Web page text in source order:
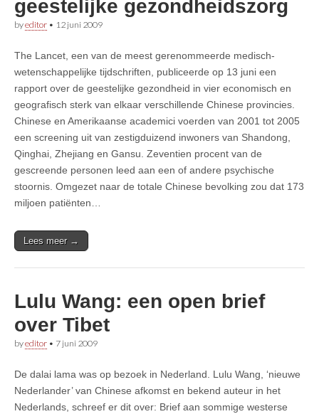
geestelijke gezondheidszorg
byeditor • 12 juni 2009
The Lancet, een van de meest gerenommeerde medisch-
wetenschappelijke tijdschriften, publiceerde op 13 juni een
rapport over de geestelijke gezondheid in vier economisch en
geografisch sterk van elkaar verschillende Chinese provincies.
Chinese en Amerikaanse academici voerden van 2001 tot 2005
een screening uit van zestigduizend inwoners van Shandong,
Qinghai, Zhejiang en Gansu. Zeventien procent van de
gescreende personen leed aan een of andere psychische
stoornis. Omgezet naar de totale Chinese bevolking zou dat 173
miljoen patiënten…
Lees meer →
Lulu Wang: een open brief
over Tibet
byeditor • 7 juni 2009
De dalai lama was op bezoek in Nederland. Lulu Wang, ‘nieuwe
Nederlander’ van Chinese afkomst en bekend auteur in het
Nederlands, schreef er dit over: Brief aan sommige westerse